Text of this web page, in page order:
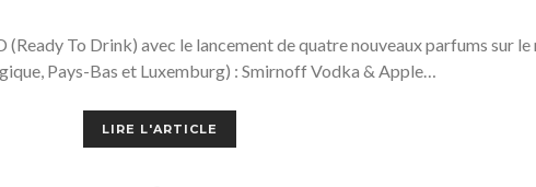
(Ready To Drink) avec le lancement de quatre nouveaux parfums sur le
Pays-Bas et Luxemburg) : Smirnoff Vodka & Apple…
LIRE L'ARTICLE